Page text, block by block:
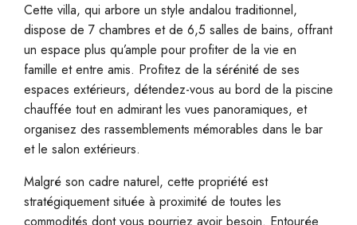
Cette villa, qui arbore un style andalou traditionnel,
dispose de 7 chambres et de 6,5 salles de bains, offrant
un espace plus qu’ample pour profiter de la vie en
famille et entre amis. Profitez de la sérénité de ses
espaces extérieurs, détendez-vous au bord de la piscine
chauffée tout en admirant les vues panoramiques, et
organisez des rassemblements mémorables dans le bar
et le salon extérieurs.
Malgré son cadre naturel, cette propriété est
stratégiquement située à proximité de toutes les